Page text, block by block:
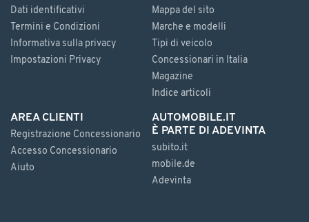
Dati identificativi
Termini e Condizioni
Informativa sulla privacy
Impostazioni Privacy
Mappa del sito
Marche e modelli
Tipi di veicolo
Concessionari in Italia
Magazine
Indice articoli
AREA CLIENTI
Registrazione Concessionario
Accesso Concessionario
Aiuto
AUTOMOBILE.IT
È PARTE DI ADEVINTA
subito.it
mobile.de
Adevinta